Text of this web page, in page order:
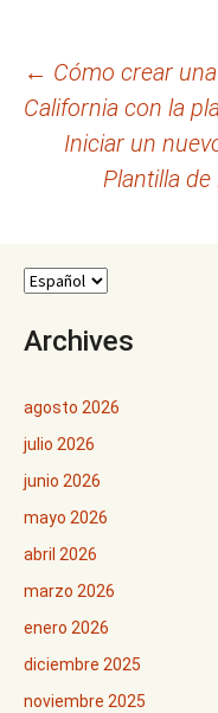
Navegación
de
entradas
← Cómo crear
California con la
Iniciar un
Plantilla
Archives
agosto 2026
julio 2026
junio 2026
mayo 2026
abril 2026
marzo 2026
enero 2026
diciembre 2025
noviembre 2025